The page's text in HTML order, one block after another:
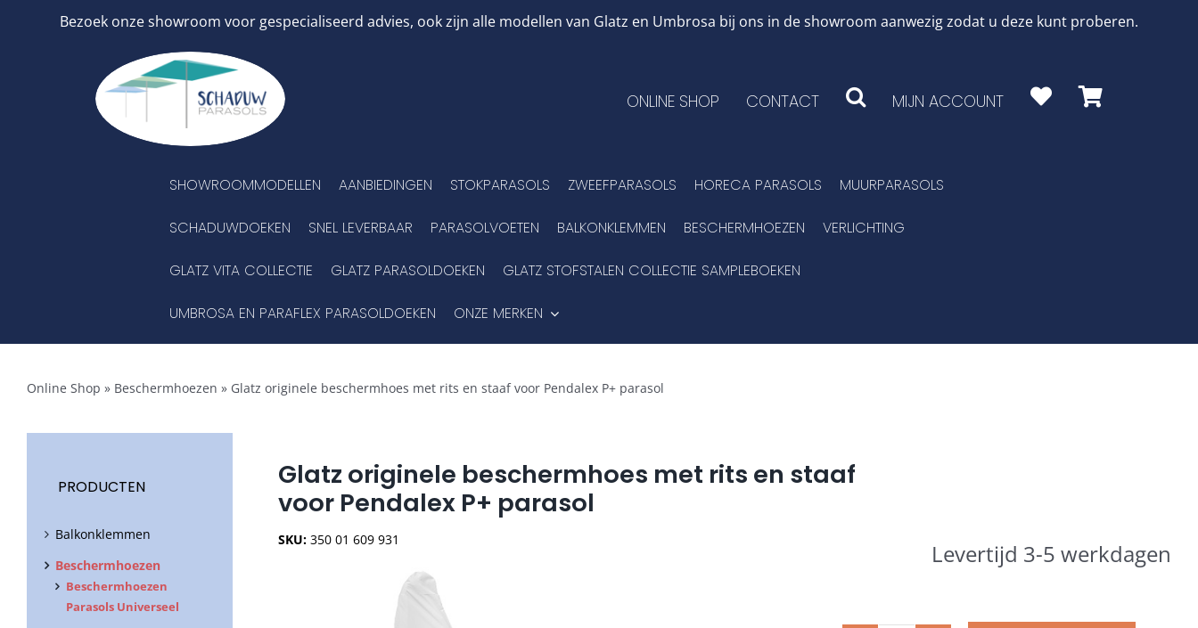
Bezoek onze showroom voor gespecialiseerd advies, ook zijn alle modellen van Glatz en Umbrosa bij ons in de showroom aanwezig zodat u deze kunt proberen.
ONLINE SHOP CONTACT MIJN ACCOUNT
SHOWROOMMODELLEN AANBIEDINGEN STOKPARASOLS ZWEEFPARASOLS HORECA PARASOLS MUURPARASOLS
SCHADUWDOEKEN SNEL LEVERBAAR PARASOLVOETEN BALKONKLEMMEN BESCHERMHOEZEN VERLICHTING
GLATZ VITA COLLECTIE GLATZ PARASOLDOEKEN GLATZ STOFSTALEN COLLECTIE SAMPLEBOEKEN
UMBROSA EN PARAFLEX PARASOLDOEKEN ONZE MERKEN
Online Shop » Beschermhoezen » Glatz originele beschermhoes met rits en staaf voor Pendalex P+ parasol
Glatz originele beschermhoes met rits en staaf
voor Pendalex P+ parasol
SKU:350 01 609 931 Levertijd 3-5 werkdagen
PRODUCTEN
Balkonklemmen
Beschermhoezen
Beschermhoezen
Parasols Universeel